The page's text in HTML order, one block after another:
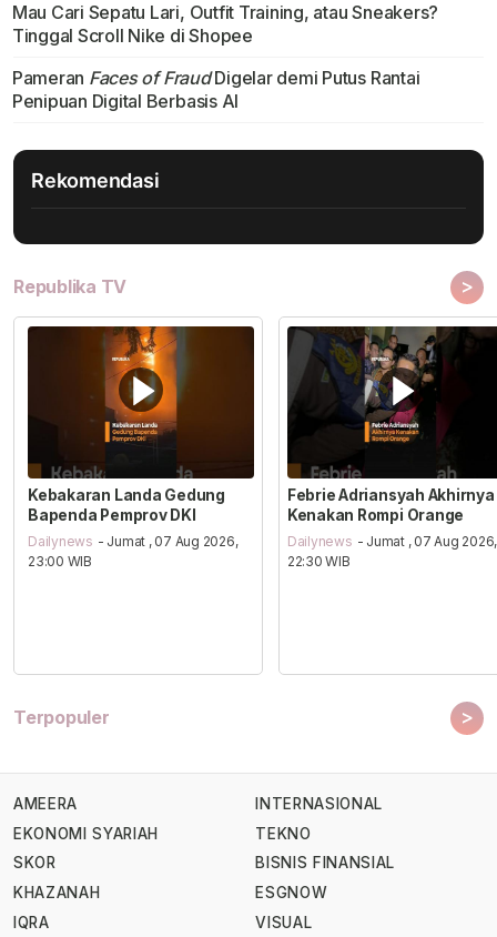
Mau Cari Sepatu Lari, Outfit Training, atau Sneakers?
Tinggal Scroll Nike di Shopee
Pameran Faces of FraudDigelar demi Putus Rantai
Penipuan Digital Berbasis AI
Rekomendasi
Republika TV >
Kebakaran Landa Gedung
Bapenda Pemprov DKI
Dailynews - Jumat , 07 Aug 2026,
23:00 WIB
Febrie Adriansyah Akhirnya
Kenakan Rompi Orange
Dailynews - Jumat , 07 Aug 2026,
22:30 WIB
Terpopuler >
AMEERA
EKONOMI SYARIAH
SKOR
KHAZANAH
IQRA
INTERNASIONAL
TEKNO
BISNIS FINANSIAL
ESGNOW
VISUAL